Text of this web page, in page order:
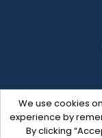
We use cookies
experience by
By clicking